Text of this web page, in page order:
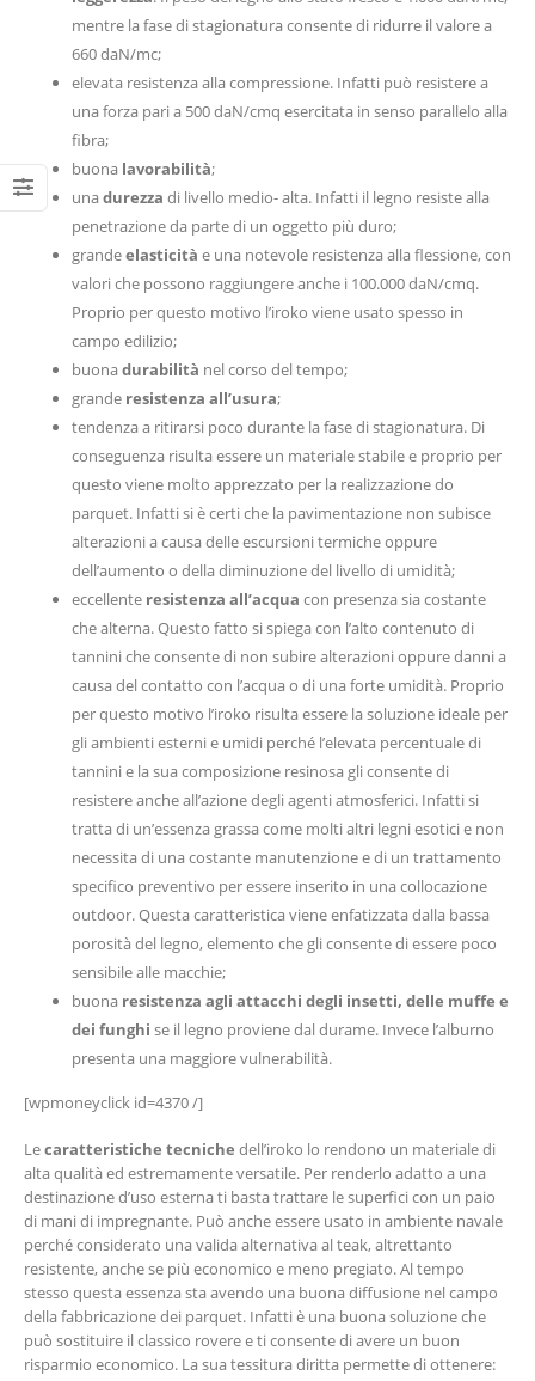
mentre la fase di stagionatura consente di ridurre il valore a
660 daN/mc;
elevata resistenza alla compressione. Infatti può resistere a
una forza pari a 500 daN/cmq esercitata in senso parallelo alla
fibra;
buona lavorabilità;
unadurezza di livello medio- alta. Infatti il legno resiste alla
penetrazione da parte di un oggetto più duro;
grandeelasticità e una notevole resistenza alla flessione, con
valori che possono raggiungere anche i 100.000 daN/cmq.
Proprio per questo motivo l’iroko viene usato spesso in
campo edilizio;
buonadurabilità nel corso del tempo;
grande resistenza all’usura;
tendenza a ritirarsi poco durante la fase di stagionatura. Di
conseguenza risulta essere un materiale stabile e proprio per
questo viene molto apprezzato per la realizzazione do
parquet. Infatti si è certi che la pavimentazione non subisce
alterazioni a causa delle escursioni termiche oppure
dell’aumento o della diminuzione del livello di umidità;
eccellente resistenza all’acqua con presenza sia costante
che alterna. Questo fatto si spiega con l’alto contenuto di
tannini che consente di non subire alterazioni oppure danni a
causa del contatto con l’acqua o di una forte umidità. Proprio
per questo motivo l’iroko risulta essere la soluzione ideale per
gli ambienti esterni e umidi perché l’elevata percentuale di
tannini e la sua composizione resinosa gli consente di
resistere anche all’azione degli agenti atmosferici. Infatti si
tratta di un’essenza grassa come molti altri legni esotici e non
necessita di una costante manutenzione e di un trattamento
specifico preventivo per essere inserito in una collocazione
outdoor. Questa caratteristica viene enfatizzata dalla bassa
porosità del legno, elemento che gli consente di essere poco
sensibile alle macchie;
buona resistenza agli attacchi degli insetti, delle muffe e
dei funghi se il legno proviene dal durame. Invece l’alburno
presenta una maggiore vulnerabilità.
[wpmoneyclick id=4370 /]
Lecaratteristiche tecniche dell’iroko lo rendono un materiale di
alta qualità ed estremamente versatile. Per renderlo adatto a una
destinazione d’uso esterna ti basta trattare le superfici con un paio
di mani di impregnante. Può anche essere usato in ambiente navale
perché considerato una valida alternativa al teak, altrettanto
resistente, anche se più economico e meno pregiato. Al tempo
stesso questa essenza sta avendo una buona diffusione nel campo
della fabbricazione dei parquet. Infatti è una buona soluzione che
può sostituire il classico rovere e ti consente di avere un buon
risparmio economico. La sua tessitura diritta permette di ottenere: